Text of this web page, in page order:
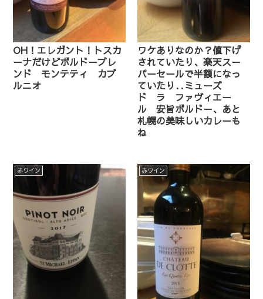
OH！エレガント！トスカ
ーナだけどボルドーブレ
ンド モンテティ カブ
ルニオ
ワケありなのか？値下げ
されていたり、楽天スー
パーセールで半額になっ
ていたり‥ミューズ
ド ラ ファヴィエー
ル 安旨ボルドー、あと
札幌の美味しいカレーも
ね
赤ワイン 赤ワイン